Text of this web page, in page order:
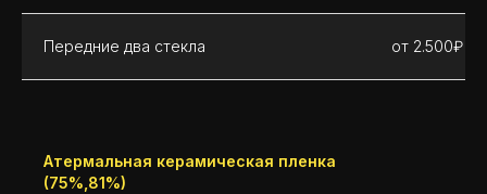
Передние два стекла от 2.500₽
Атермальная керамическая пленка
(75%,81%)